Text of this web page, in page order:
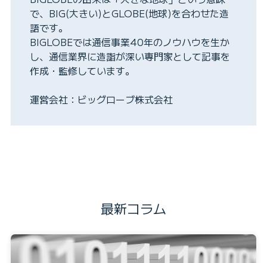
で、BIG(大きい)とGLOBE(地球)を合わせた造
語です。
BIGLOBEでは通信事業40年のノウハウを生か
し、通信業界に造詣が深い専門家として記事を
作成・監修しています。
運営会社：ビッグローブ株式会社
最新コラム